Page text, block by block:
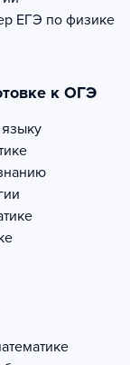
ЕГЭ по физике
к ОГЭ